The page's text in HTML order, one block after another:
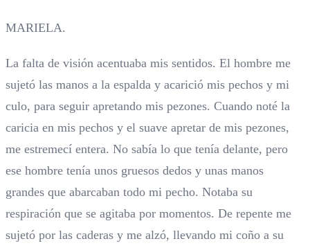
MARIELA.
La falta de visión acentuaba mis sentidos. El hombre me
sujetó las manos a la espalda y acarició mis pechos y mi
culo, para seguir apretando mis pezones. Cuando noté la
caricia en mis pechos y el suave apretar de mis pezones,
me estremecí entera. No sabía lo que tenía delante, pero
ese hombre tenía unos gruesos dedos y unas manos
grandes que abarcaban todo mi pecho. Notaba su
respiración que se agitaba por momentos. De repente me
sujetó por las caderas y me alzó, llevando mi coño a su